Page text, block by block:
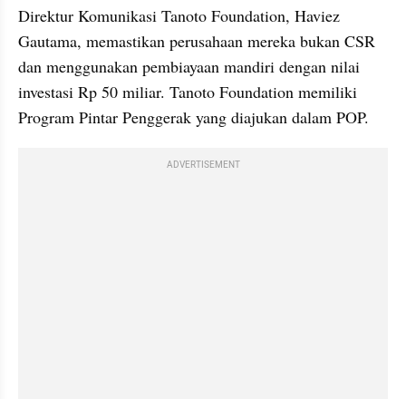
Direktur Komunikasi Tanoto Foundation, Haviez
Gautama, memastikan perusahaan mereka bukan CSR
dan menggunakan pembiayaan mandiri dengan nilai
investasi Rp 50 miliar. Tanoto Foundation memiliki
Program Pintar Penggerak yang diajukan dalam POP.
ADVERTISEMENT